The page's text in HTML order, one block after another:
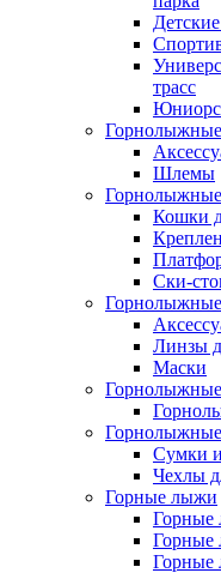
трасс
Шлемы
Кошки
Ски-
Линзы
Маски
Горнолыжные
Сумки
Чехлы
Горные лыжи
Горные
Горные
Горные